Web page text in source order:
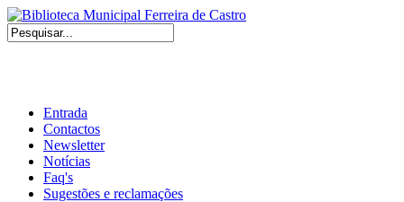
Entrada
Contactos
Newsletter
Notícias
Faq's
Sugestões e reclamações